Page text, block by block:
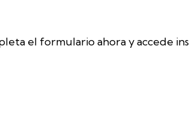
el formulario ahora y accede